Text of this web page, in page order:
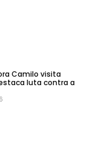
Camilo visita
luta contra a